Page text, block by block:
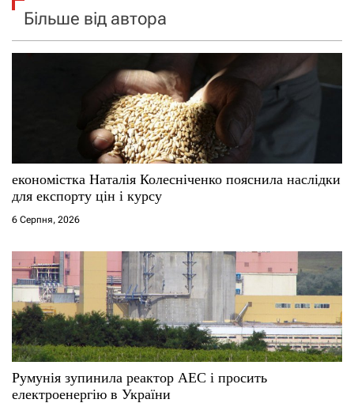
Більше від автора
економістка Наталія Колесніченко пояснила наслідки
для експорту цін і курсу
6 Серпня, 2026
Румунія зупинила реактор АЕС і просить
електроенергію в України